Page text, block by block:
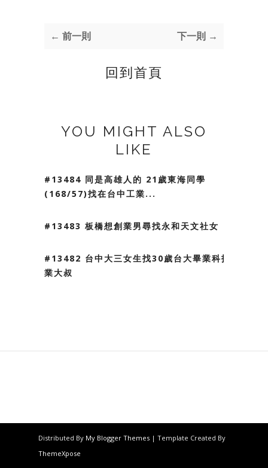
← 前一則 下一則 →
回到首頁
YOU MIGHT ALSO
LIKE
#13484 同是高雄人的 21歲東海同學
(168/57)找在台中工業...
#13483 板橋想創業男尋找永和天文社女
#13482 台中大三女生找30歲台大畢業科技
業大叔
Distributed By My Blogger Themes | Template Created By
ThemeXpose